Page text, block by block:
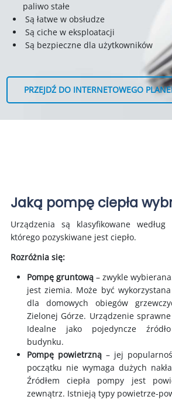
paliwo stałe
Są łatwe w obsłudze
Są ciche w eksploatacji
Są bezpieczne dla użytkowników
PRZEJDŹ DO INTERNETOWEGO
Jaką pompę ciepła
Urządzenia są klasyfikowane
którego pozyskiwane jest ciepło.
Rozróżnia się:
Pompę gruntową – zwykle
jest ziemia. Może być wykorzystana
dla domowych obiegów
Zielonej Górze. Urządzenie
Idealne jako pojedyncze
budynku.
Pompę powietrzną – jej
początku nie wymaga dużych
Źródłem ciepła pompy jest
zewnątrz. Istnieją typy powietrze-